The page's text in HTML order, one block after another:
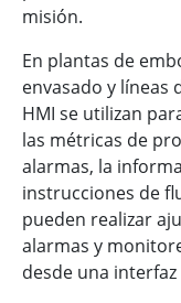
misión.
En plantas de
envasado y líneas
HMI se utilizan
las métricas de
alarmas, la
instrucciones de
pueden realizar
alarmas y
desde una